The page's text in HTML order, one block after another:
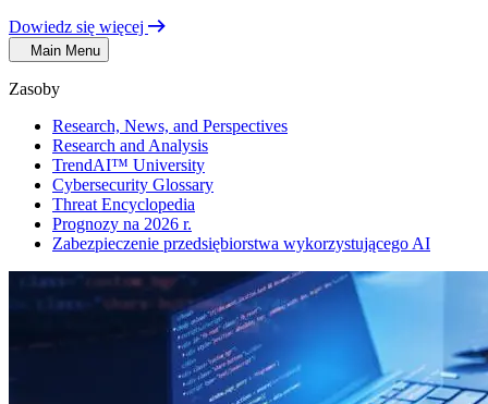
Dowiedz się więcej
Main Menu
Zasoby
Research, News, and Perspectives
Research and Analysis
TrendAI™ University
Cybersecurity Glossary
Threat Encyclopedia
Prognozy na 2026 r.
Zabezpieczenie przedsiębiorstwa wykorzystującego AI